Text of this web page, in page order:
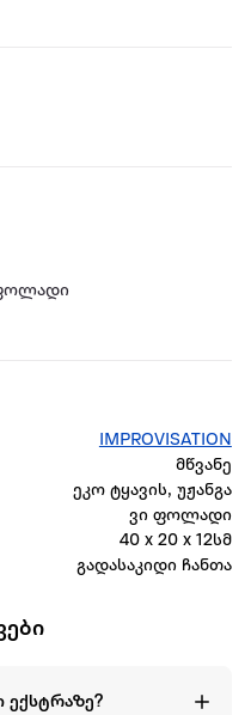
ფოლადი
IMPROVISATION
მწვანე
ეკო ტყავის, უჟანგა
ვი ფოლადი
40 x 20 x 12სმ
გადასაკიდი ჩანთა